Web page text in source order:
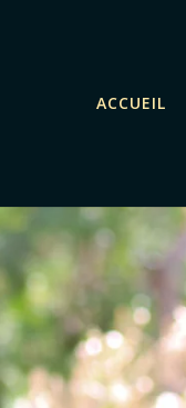
ACCUEIL